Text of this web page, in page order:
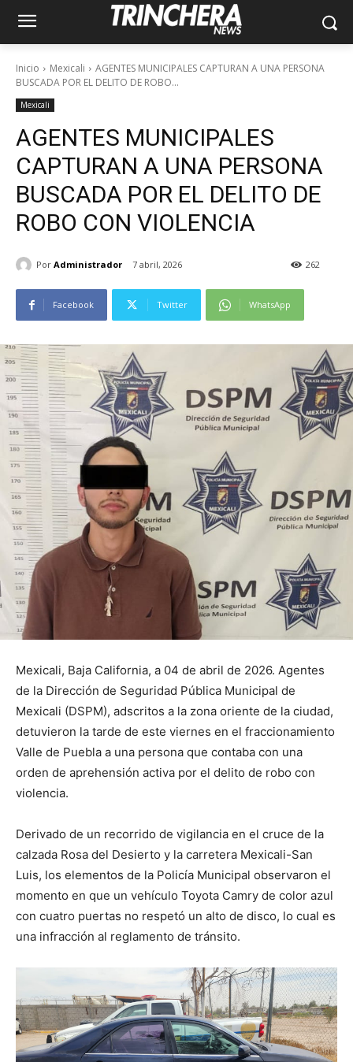
Inicio Mexicali
AGENTES MUNICIPALES CAPTURAN A UNA PERSONA
BUSCADA POR EL DELITO DE ROBO...
Mexicali
AGENTES MUNICIPALES
CAPTURAN A UNA PERSONA
BUSCADA POR EL DELITO DE
ROBO CON VIOLENCIA
Por Administrador 7 abril, 2026 262
Facebook Twitter WhatsApp
Mexicali, Baja California, a 04 de abril de 2026. Agentes
de la Dirección de Seguridad Pública Municipal de
Mexicali (DSPM), adscritos a la zona oriente de la ciudad,
detuvieron la tarde de este viernes en el fraccionamiento
Valle de Puebla a una persona que contaba con una
orden de aprehensión activa por el delito de robo con
violencia.
Derivado de un recorrido de vigilancia en el cruce de la
calzada Rosa del Desierto y la carretera Mexicali-San
Luis, los elementos de la Policía Municipal observaron el
momento en que un vehículo Toyota Camry de color azul
con cuatro puertas no respetó un alto de disco, lo cual es
una infracción al reglamento de tránsito.